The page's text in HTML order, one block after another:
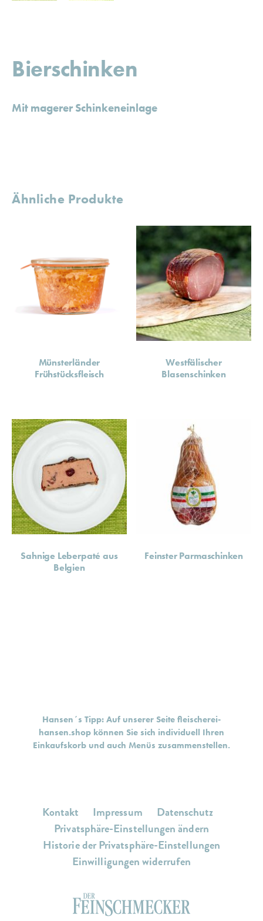
Bierschinken
Mit magerer Schinkeneinlage
Ähnliche Produkte
Münsterländer
Frühstücksfleisch
Westfälischer
Blasenschinken
Sahnige Leberpaté aus
Belgien
Feinster Parmaschinken
Hansen´s Tipp: Auf unserer Seite fleischerei-
hansen.shop können Sie sich individuell Ihren
Einkaufskorb und auch Menüs zusammenstellen.
Kontakt Impressum
Datenschutz
Privatsphäre-Einstellungen ändern
Historie der Privatsphäre-Einstellungen
Einwilligungen widerrufen